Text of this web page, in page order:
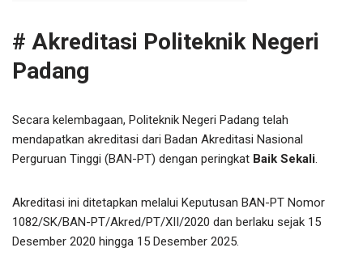
# Akreditasi Politeknik Negeri
Padang
Secara kelembagaan, Politeknik Negeri Padang telah
mendapatkan akreditasi dari Badan Akreditasi Nasional
Perguruan Tinggi (BAN-PT) dengan peringkat Baik Sekali.
Akreditasi ini ditetapkan melalui Keputusan BAN-PT Nomor
1082/SK/BAN-PT/Akred/PT/XII/2020 dan berlaku sejak 15
Desember 2020 hingga 15 Desember 2025.